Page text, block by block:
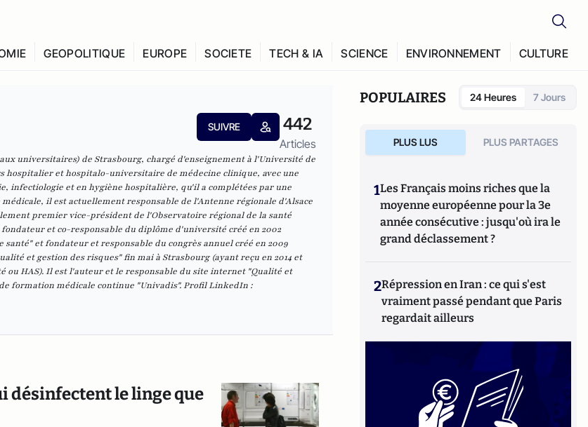
GEOPOLITIQUE EUROPE SOCIETE TECH & IA SCIENCE ENVIRONNEMENT CULTURE
SUIVRE 442
Articles
universitaires) de Strasbourg, chargé d'enseignement à l'Université de
hospitalier et hospitalo-universitaire de médecine clinique, avec une
infectiologie et en hygiène hospitalière, qu'il a complétées par une
il est actuellement responsable de l'Antenne régionale d'Alsace
premier vice-président de l'Observatoire régional de la santé
et co-responsable du diplôme d'université créé en 2002
santé" et fondateur et responsable du congrès annuel créé en 2009
et gestion des risques"fin mai à Strasbourg (ayant reçu en 2014 et
ou HAS). Il est l'auteur et le responsable du site internet "Qualité et
formation médicale continue "Univadis". Profil LinkedIn :
désinfectent le linge que
POPULAIRES 24 Heures 7 Jours
PLUS LUS PLUS PARTAGES
1Les Français moins riches que la
moyenne européenne pour la 3e
année consécutive : jusqu'où ira le
grand déclassement ?
2Répression en Iran : ce qui s'est
vraiment passé pendant que Paris
regardait ailleurs